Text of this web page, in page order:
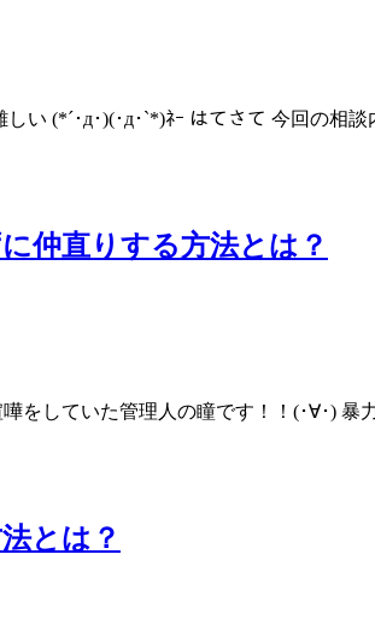
い (*´･д･)(･д･`*)ﾈｰ はてさて 今回の相
仲直りする方法とは？
をしていた管理人の瞳です！！(･∀･)
とは？